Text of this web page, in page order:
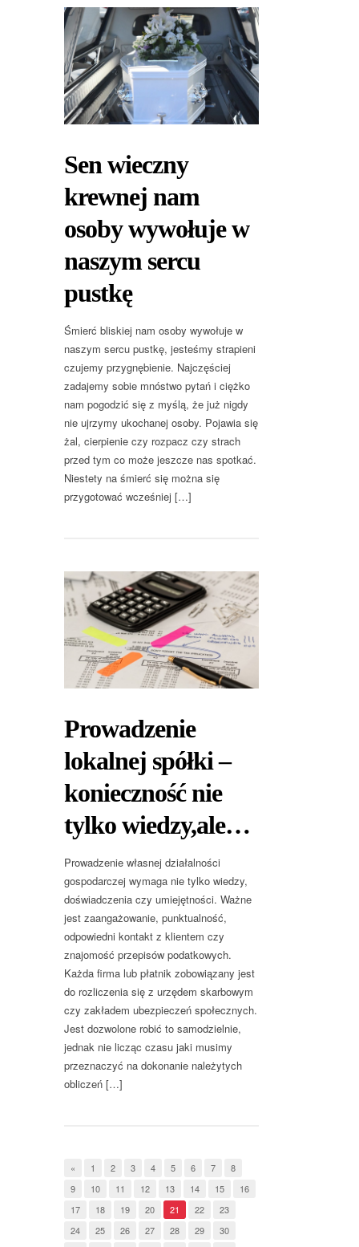
Sen wieczny
krewnej nam
osoby wywołuje w
naszym sercu
pustkę
Śmierć bliskiej nam osoby wywołuje w
naszym sercu pustkę, jesteśmy strapieni
czujemy przygnębienie. Najczęściej
zadajemy sobie mnóstwo pytań i ciężko
nam pogodzić się z myślą, że już nigdy
nie ujrzymy ukochanej osoby. Pojawia się
żal, cierpienie czy rozpacz czy strach
przed tym co może jeszcze nas spotkać.
Niestety na śmierć się można się
przygotować wcześniej […]
Prowadzenie
lokalnej spółki –
konieczność nie
tylko wiedzy,ale…
Prowadzenie własnej działalności
gospodarczej wymaga nie tylko wiedzy,
doświadczenia czy umiejętności. Ważne
jest zaangażowanie, punktualność,
odpowiedni kontakt z klientem czy
znajomość przepisów podatkowych.
Każda firma lub płatnik zobowiązany jest
do rozliczenia się z urzędem skarbowym
czy zakładem ubezpieczeń społecznych.
Jest dozwolone robić to samodzielnie,
jednak nie licząc czasu jaki musimy
przeznaczyć na dokonanie należytych
obliczeń […]
« 1 2 3 4 5 6 7
8
9
10 11 12 13 14 15
16
17
18 19 20 21 22
23
24
25 26 27 28 29
30